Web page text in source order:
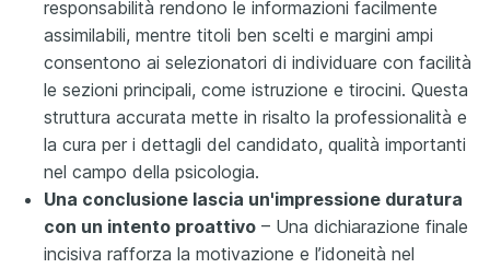
responsabilità rendono le informazioni facilmente
assimilabili, mentre titoli ben scelti e margini ampi
consentono ai selezionatori di individuare con facilità
le sezioni principali, come istruzione e tirocini. Questa
struttura accurata mette in risalto la professionalità e
la cura per i dettagli del candidato, qualità importanti
nel campo della psicologia.
Una conclusione lascia un'impressione duratura
con un intento proattivo – Una dichiarazione finale
incisiva rafforza la motivazione e l’idoneità nel